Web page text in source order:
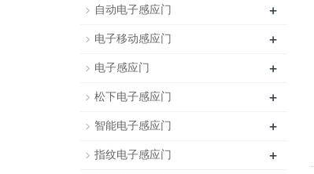
自动电子感应门 +
电子移动感应门 +
电子感应门 +
松下电子感应门 +
智能电子感应门 +
指纹电子感应门 +